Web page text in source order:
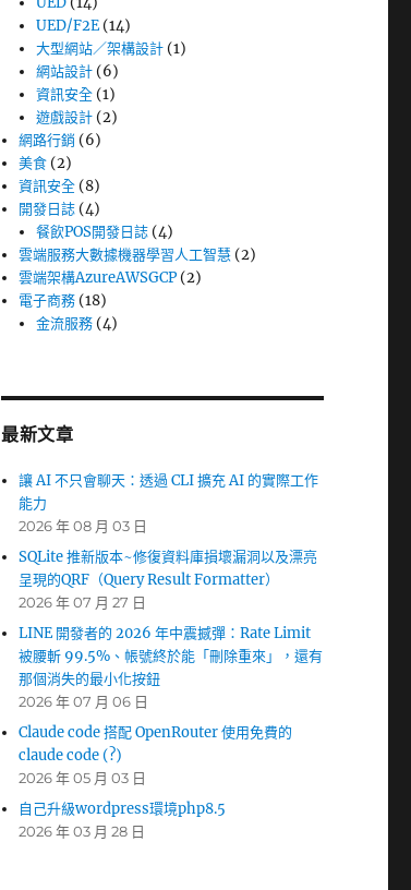
UED/F2E (14)
大型網站／架構設計 (1)
網站設計 (6)
資訊安全 (1)
遊戲設計 (2)
網路行銷 (6)
美食 (2)
資訊安全 (8)
開發日誌 (4)
餐飲POS開發日誌 (4)
雲端服務大數據機器學習人工智慧 (2)
雲端架構AzureAWSGCP (2)
電子商務 (18)
金流服務 (4)
最新文章
讓 AI 不只會聊天：透過 CLI 擴充 AI 的實際工作
能力
2026 年 08 月 03 日
SQLite 推新版本~修復資料庫損壞漏洞以及漂亮
呈現的QRF（Query Result Formatter）
2026 年 07 月 27 日
LINE 開發者的 2026 年中震撼彈：Rate Limit
被腰斬 99.5%、帳號終於能「刪除重來」，還有
那個消失的最小化按鈕
2026 年 07 月 06 日
Claude code 搭配 OpenRouter 使用免費的
claude code (?)
2026 年 05 月 03 日
自己升級wordpress環境php8.5
2026 年 03 月 28 日